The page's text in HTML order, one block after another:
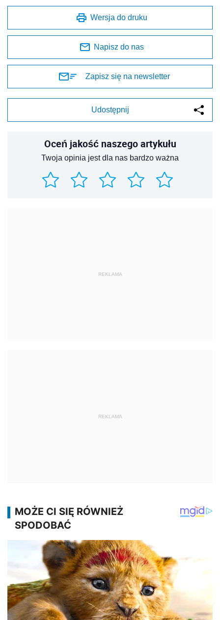
Wersja do druku
Napisz do nas
Zapisz się na newsletter
Udostępnij
Oceń jakość naszego artykułu
Twoja opinia jest dla nas bardzo ważna
REKLAMA
REKLAMA